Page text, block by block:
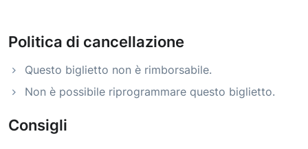
Politica di cancellazione
Questo biglietto non è rimborsabile.
Non è possibile riprogrammare questo biglietto.
Consigli